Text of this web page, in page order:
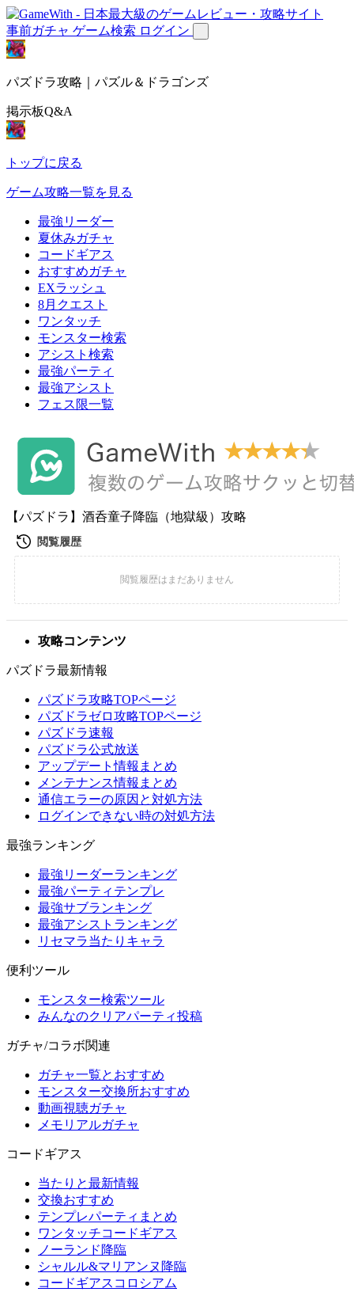
事前ガチャ ゲーム検索 ログイン
パズドラ攻略｜パズル＆ドラゴンズ
掲示板Q&A
トップに戻る
ゲーム攻略一覧を見る
最強リーダー
夏休みガチャ
コードギアス
おすすめガチャ
EXラッシュ
8月クエスト
ワンタッチ
モンスター検索
アシスト検索
最強パーティ
最強アシスト
フェス限一覧
【パズドラ】酒呑童子降臨（地獄級）攻略
攻略コンテンツ
パズドラ最新情報
パズドラ攻略TOPページ
パズドラゼロ攻略TOPページ
パズドラ速報
パズドラ公式放送
アップデート情報まとめ
メンテナンス情報まとめ
通信エラーの原因と対処方法
ログインできない時の対処方法
最強ランキング
最強リーダーランキング
最強パーティテンプレ
最強サブランキング
最強アシストランキング
リセマラ当たりキャラ
便利ツール
モンスター検索ツール
みんなのクリアパーティ投稿
ガチャ/コラボ関連
ガチャ一覧とおすすめ
モンスター交換所おすすめ
動画視聴ガチャ
メモリアルガチャ
コードギアス
当たりと最新情報
交換おすすめ
テンプレパーティまとめ
ワンタッチコードギアス
ノーランド降臨
シャルル&マリアンヌ降臨
コードギアスコロシアム